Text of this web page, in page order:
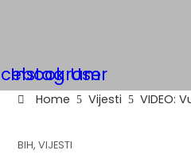
Instagram
User
Home Vijesti VIDEO:
BIH, VIJESTI